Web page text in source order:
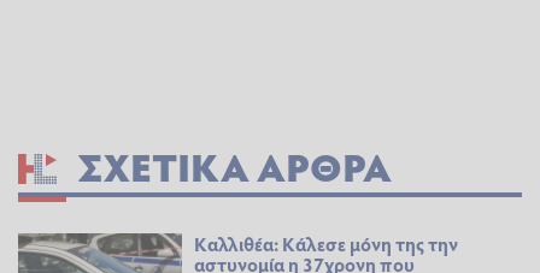
ΣΧΕΤΙΚΆ ΆΡΘΡΑ
Καλλιθέα: Κάλεσε μόνη της την
αστυνομία η 37χρονη που